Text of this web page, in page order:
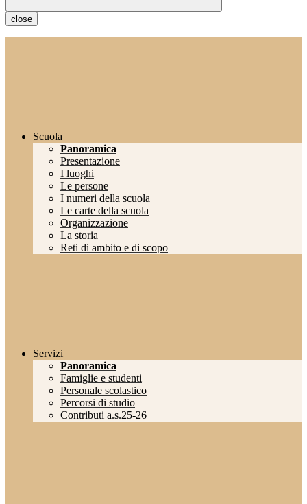
close
Scuola
Panoramica
Presentazione
I luoghi
Le persone
I numeri della scuola
Le carte della scuola
Organizzazione
La storia
Reti di ambito e di scopo
Servizi
Panoramica
Famiglie e studenti
Personale scolastico
Percorsi di studio
Contributi a.s.25-26